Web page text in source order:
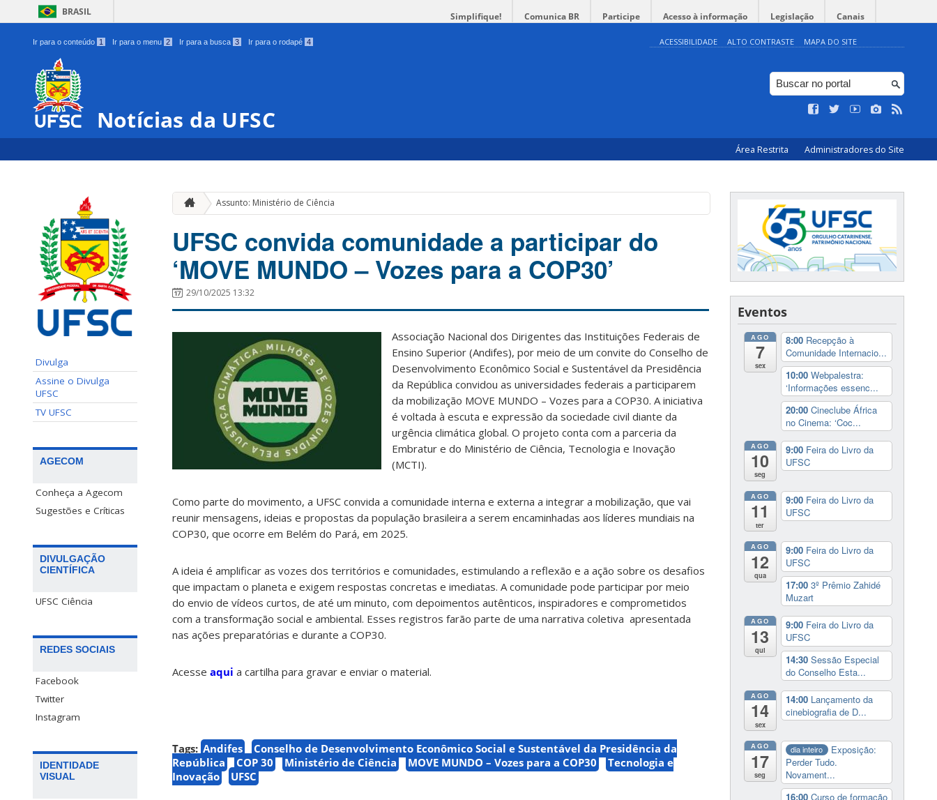
BRASIL Simplifique! Comunica BR Participe Acesso à informação Legislação Canais
Ir para o conteúdo 1 Ir para o menu 2 Ir para a busca 3 Ir para o rodapé 4 ACESSIBILIDADE ALTO CONTRASTE MAPA DO SITE
Notícias da UFSC
Área Restrita Administradores do Site
Divulga
Assine o Divulga
UFSC
TV UFSC
AGECOM
Conheça a Agecom
Sugestões e Críticas
DIVULGAÇÃO
CIENTÍFICA
UFSC Ciência
REDES SOCIAIS
Facebook
Twitter
Instagram
IDENTIDADE
VISUAL
Assunto: Ministério de Ciência
UFSC convida comunidade a participar do
‘MOVE MUNDO – Vozes para a COP30’
29/10/2025 13:32
Associação Nacional dos Dirigentes das Instituições Federais de
Ensino Superior (Andifes), por meio de um convite do Conselho de
Desenvolvimento Econômico Social e Sustentável da Presidência
da República convidou as universidades federais a participarem
da mobilização MOVE MUNDO – Vozes para a COP30. A iniciativa
é voltada à escuta e expressão da sociedade civil diante da
urgência climática global. O projeto conta com a parceria da
Embratur e do Ministério de Ciência, Tecnologia e Inovação
(MCTI).
Como parte do movimento, a UFSC convida a comunidade interna e externa a integrar a mobilização, que vai
reunir mensagens, ideias e propostas da população brasileira a serem encaminhadas aos líderes mundiais na
COP30, que ocorre em Belém do Pará, em 2025.
A ideia é amplificar as vozes dos territórios e comunidades, estimulando a reflexão e a ação sobre os desafios
que impactam o planeta e exigem respostas concretas e imediatas. A comunidade pode participar por meio
do envio de vídeos curtos, de até um minuto, com depoimentos autênticos, inspiradores e comprometidos
com a transformação social e ambiental. Esses registros farão parte de uma narrativa coletiva apresentada
nas ações preparatórias e durante a COP30.
Acesse aqui a cartilha para gravar e enviar o material.
Tags: Andifes
Conselho de Desenvolvimento Econômico Social e Sustentável da Presidência da
República
COP 30 Ministério de Ciência MOVE MUNDO – Vozes para a COP30
Tecnologia e
Inovação
UFSC
Eventos
AGO
7
sex
8:00 Recepção à
Comunidade Internacio...
10:00 Webpalestra:
‘Informações essenc...
20:00 Cineclube África
no Cinema: ‘Coc...
AGO
10
seg
9:00 Feira do Livro da
UFSC
AGO
11
ter
9:00 Feira do Livro da
UFSC
AGO
12
qua
9:00 Feira do Livro da
UFSC
17:00 3º Prêmio Zahidé
Muzart
AGO
13
qui
9:00 Feira do Livro da
UFSC
14:30 Sessão Especial
do Conselho Esta...
AGO
14
sex
14:00 Lançamento da
cinebiografia de D...
AGO
17
seg
dia inteiro
Exposição:
Perder Tudo.
Novament...
16:00 Curso de formação